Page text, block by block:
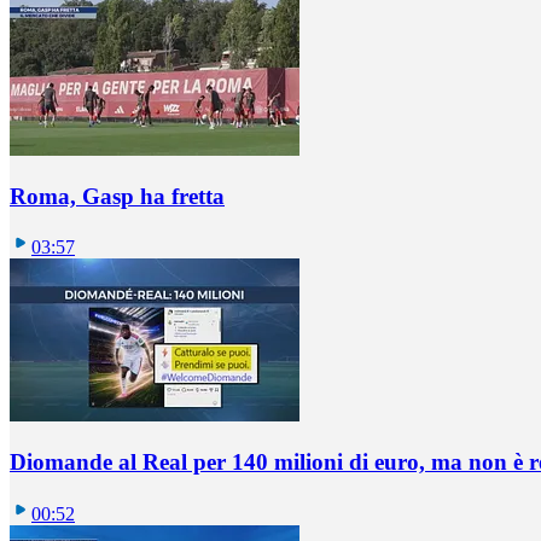
Roma, Gasp ha fretta
03:57
Diomande al Real per 140 milioni di euro, ma non è
00:52